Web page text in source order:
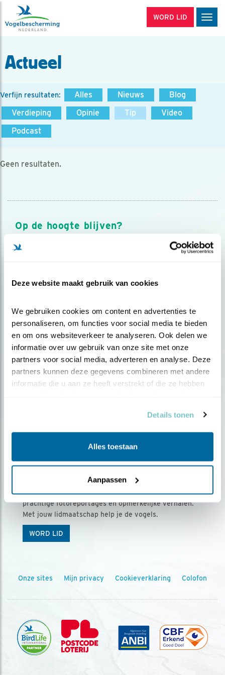
Deze website maakt gebruik van cookies
We gebruiken cookies om content en advertenties te
personaliseren, om functies voor social media te bieden
en om ons websiteverkeer te analyseren. Ook delen we
informatie over uw gebruik van onze site met onze
partners voor social media, adverteren en analyse. Deze
partners kunnen deze gegevens combineren met andere
informatie die u aan ze heeft verstrekt of die ze hebben
Details tonen
Alles toestaan
Aanpassen
WORD LID
Actueel
Verfijn resultaten: Alles Nieuws
Blog
Verdieping
Opinie Tip
Video
Podcast
Geen resultaten.
Op de hoogte blijven?
Meld je aan en ontvang nieuws, inspiratie, acties en tips
over vogels en activiteiten van Vogelbescherming.
Ontvang 5 x Vogels voor € 36,00 per jaar
Vogels is het tijdschrift voor onze leden, met
prachtige fotoreportages en opmerkelijke verhalen.
Met jouw lidmaatschap help je de vogels.
WORD LID
Onze sites Mijn privacy Cookieverklaring Colofon